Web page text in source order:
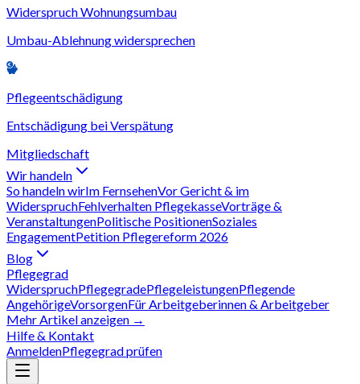
Widerspruch Wohnungsumbau
Umbau-Ablehnung widersprechen
Pflegeentschädigung
Entschädigung bei Verspätung
Mitgliedschaft
Wir handeln
So handeln wirIm FernsehenVor Gericht & im
WiderspruchFehlverhalten PflegekasseVorträge &
VeranstaltungenPolitische PositionenSoziales
EngagementPetition Pflegereform 2026
Blog
Pflegegrad
WiderspruchPflegegradePflegeleistungenPflegende
AngehörigeVorsorgenFür Arbeitgeberinnen & Arbeitgeber
Mehr Artikel anzeigen →
Hilfe & Kontakt
AnmeldenPflegegrad prüfen